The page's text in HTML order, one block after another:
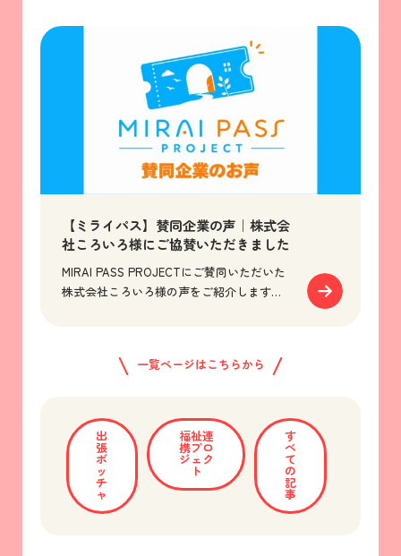
【ミライパス】賛同企業の声｜株式会
社ころいろ様にご協賛いただきました
MIRAI PASS PROJECTにご賛同いただいた
株式会社ころいろ様の声をご紹介します。
一覧ページはこちらから
出
張
ボ
ッ
チ
ャ
福祉連
携プロ
ジェク
ト
す
べ
て
の
記
事